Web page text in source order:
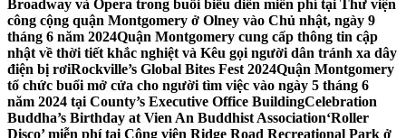
Broadway và Opera trong buổi biểu diễn miễn phí tại Thư viện
công cộng quận Montgomery ở Olney vào Chủ nhật, ngày 9
tháng 6 năm 2024Quận Montgomery cung cấp thông tin cập
nhật về thời tiết khắc nghiệt và Kêu gọi người dân tránh xa dây
điện bị rơiRockville’s Global Bites Fest 2024Quận Montgomery
tổ chức buổi mở cửa cho người tìm việc vào ngày 5 tháng 6
năm 2024 tại County’s Executive Office BuildingCelebration
Buddha’s Birthday at Vien An Buddhist Association‘Roller
Disco’ miễn phí tại Công viên Ridge Road Recreational Park ở